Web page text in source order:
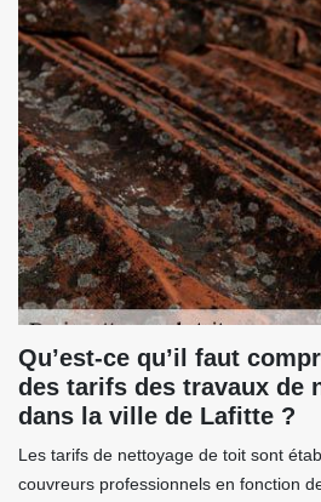
Qu’est-ce qu’il faut
des tarifs des travaux de
dans la ville de Lafitte ?
Les tarifs de nettoyage de toit sont
couvreurs professionnels en fonction